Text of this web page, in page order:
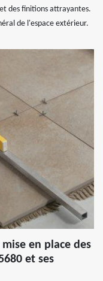
des finitions attrayantes.
de l'espace extérieur.
en place des
et ses